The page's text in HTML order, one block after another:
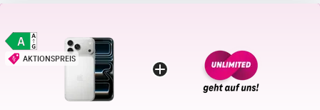
AKTIONSPREIS